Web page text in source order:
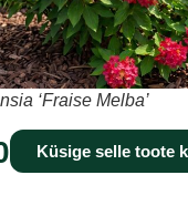
‘Fraise Melba’
Küsige selle toote